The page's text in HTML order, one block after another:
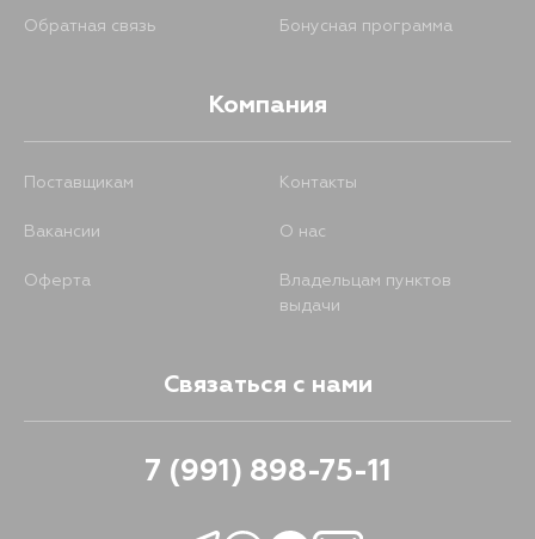
Обратная связь Бонусная программа
Компания
Поставщикам Контакты
Вакансии О нас
Оферта
Владельцам пунктов
выдачи
Связаться с нами
7 (991) 898-75-11